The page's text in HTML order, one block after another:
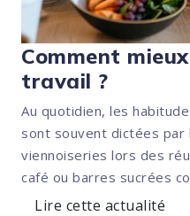
Comment
travail ?
Au quotidien, les
sont souvent dictées par
viennoiseries lors des
café ou barres sucrées
Lire cette actualité